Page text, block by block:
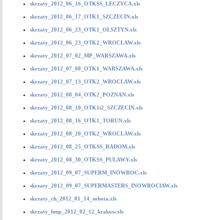
skrzaty_2012_06_16_OTKSS_LECZYCA.xls
skrzaty_2012_06_17_OTK1_SZCZECIN.xls
skrzaty_2012_06_23_OTK1_OLSZTYN.xls
skrzaty_2012_06_23_OTK2_WROCLAW.xls
skrzaty_2012_07_02_MP_WARSZAWA.xls
skrzaty_2012_07_08_OTK1_WARSZAWA.xls
skrzaty_2012_07_13_OTK2_WROCLAW.xls
skrzaty_2012_08_04_OTK2_POZNAN.xls
skrzaty_2012_08_10_OTK1i2_SZCZECIN.xls
skrzaty_2012_08_16_OTK1_TORUN.xls
skrzaty_2012_08_20_OTK2_WROCLAW.xls
skrzaty_2012_08_25_OTKSS_RADOM.xls
skrzaty_2012_08_30_OTKSS_PULAWY.xls
skrzaty_2012_09_07_SUPERM_INOWROC.xls
skrzaty_2012_09_07_SUPERMASTERS_INOWROClAW.xls
skrzaty_ch_2012_01_14_sobota.xls
skrzaty_hmp_2012_02_12_krakow.xls